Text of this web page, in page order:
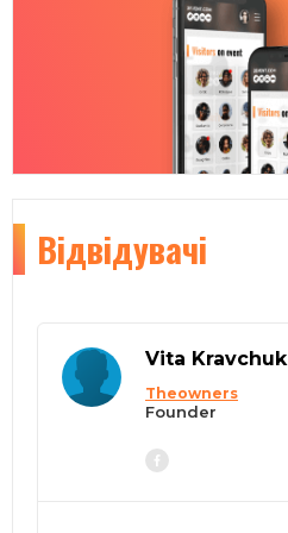
Відвідувачі
Vita Kravchuk
Theowners
Founder